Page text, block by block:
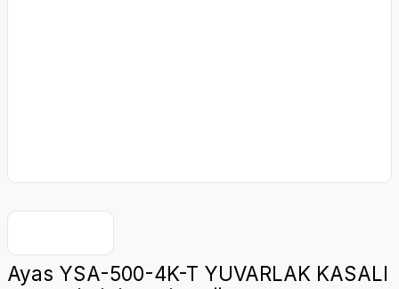
Ayas YSA-500-4K-T YUVARLAK KASALI